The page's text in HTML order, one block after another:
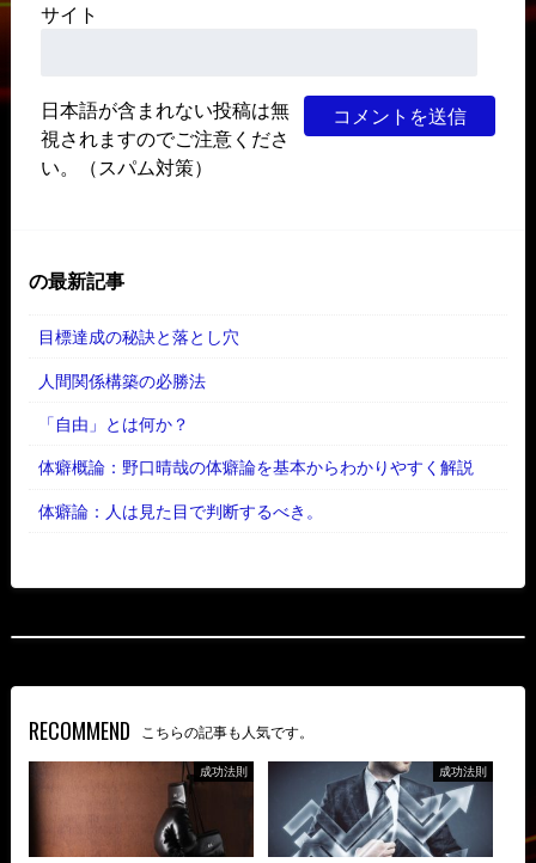
サイト
日本語が含まれない投稿は無
視されますのでご注意くださ
い。（スパム対策）
の最新記事
目標達成の秘訣と落とし穴
人間関係構築の必勝法
「自由」とは何か？
体癖概論：野口晴哉の体癖論を基本からわかりやすく解説
体癖論：人は見た目で判断するべき。
RECOMMEND こちらの記事も人気です。
成功法則 成功法則